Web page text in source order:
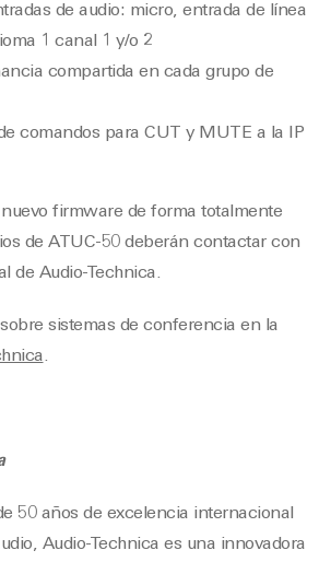
de audio: micro, entrada de línea
1 canal 1 y/o 2
compartida en cada grupo de
comandos para CUT y MUTE a la IP
nuevo firmware de forma totalmente
de ATUC-50 deberán contactar con
de Audio-Technica.
sistemas de conferencia en la
.
50 años de excelencia internacional
Audio-Technica es una innovadora